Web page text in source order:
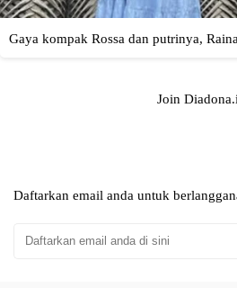
Join
Daftarkan email anda untuk